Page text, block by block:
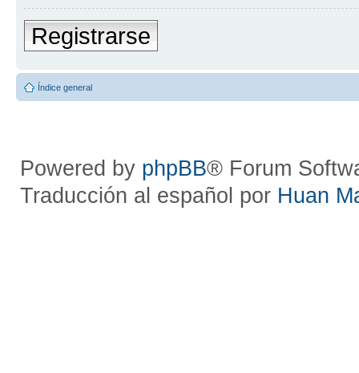
Registrarse
Índice general
Powered by phpBB® Forum
Traducción al español por Huan